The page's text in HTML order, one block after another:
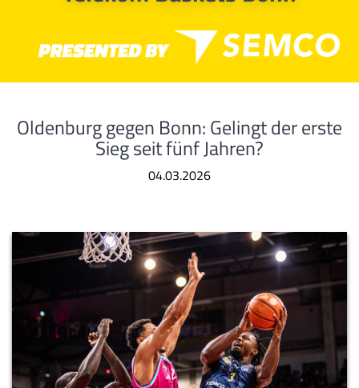
Oldenburg gegen Bonn: Gelingt der erste
Sieg seit fünf Jahren?
04.03.2026